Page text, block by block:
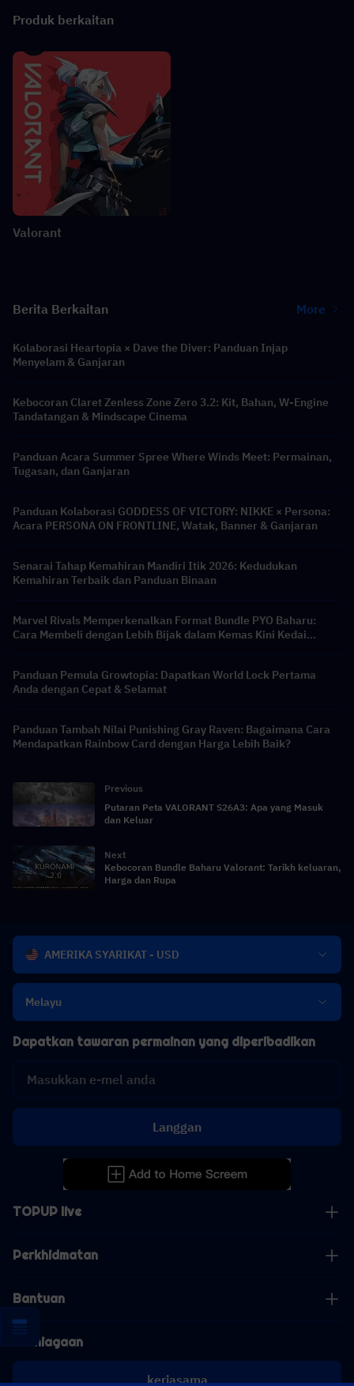
Produk berkaitan
Valorant
Berita Berkaitan More
Kolaborasi Heartopia × Dave the Diver: Panduan Injap
Menyelam & Ganjaran
Kebocoran Claret Zenless Zone Zero 3.2: Kit, Bahan, W-Engine
Tandatangan & Mindscape Cinema
Panduan Acara Summer Spree Where Winds Meet: Permainan,
Tugasan, dan Ganjaran
Panduan Kolaborasi GODDESS OF VICTORY: NIKKE × Persona:
Acara PERSONA ON FRONTLINE, Watak, Banner & Ganjaran
Senarai Tahap Kemahiran Mandiri Itik 2026: Kedudukan
Kemahiran Terbaik dan Panduan Binaan
Marvel Rivals Memperkenalkan Format Bundle PYO Baharu:
Cara Membeli dengan Lebih Bijak dalam Kemas Kini Kedai
Panduan Pemula Growtopia: Dapatkan World Lock Pertama
Anda dengan Cepat & Selamat
Panduan Tambah Nilai Punishing Gray Raven: Bagaimana Cara
Mendapatkan Rainbow Card dengan Harga Lebih Baik?
Previous
Putaran Peta VALORANT S26A3: Apa yang Masuk
dan Keluar
Next
Kebocoran Bundle Baharu Valorant: Tarikh keluaran,
Harga dan Rupa
AMERIKA SYARIKAT - USD
Melayu
TOPUP live
Perkhidmatan
Bantuan
Perniagaan
kerjasama
Dapatkan tawaran permainan yang diperibadikan
Langgan